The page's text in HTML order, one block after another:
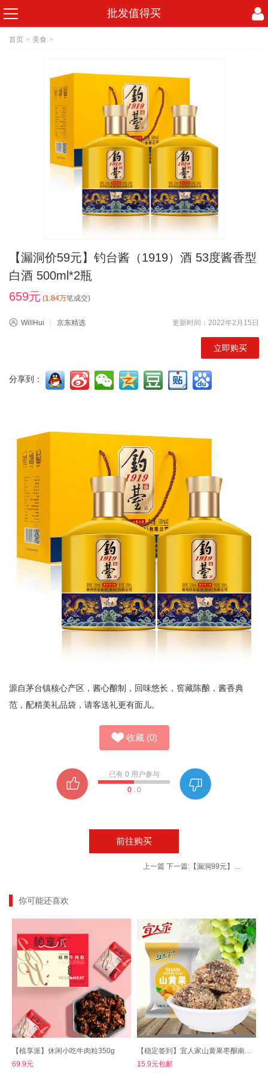
批发值得买
首页 > 美食 >
【漏洞价59元】钓台酱（1919）酒 53度酱香型
白酒 500ml*2瓶
659元 (1.84万笔成交)
WillHui 京东精选 更新时间：2022年2月15日
立即购买
分享到：
源自茅台镇核心产区，酱心酿制，回味悠长，窖藏陈酿，酱香典
范，配精美礼品袋，请客送礼更有面儿。
收藏 (0)
已有 0 用户参与
0: 0
前往购买
上一篇 下一篇: 【漏洞99元】Dorivia 莫桑石戒指简约六爪戒指 微镶灵通【MSZJ001】
你可能还喜欢
【植享派】休闲小吃牛肉粒350g
69.9元
【稳定签到】宜人家山黄果枣酿南酸枣粒120g
15.9元包邮